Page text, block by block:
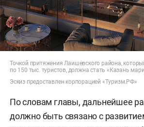
Точкой притяжения Лаишевского района,
по 150 тыс. туристов, должна стать «Казань
Эскиз предоставлен корпорацией «Туризм.РФ»
По словам главы, дальнейшее
должно быть связано с